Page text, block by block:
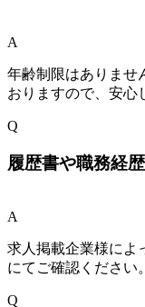
A
年齢制限はありませ
おりますので、安心
Q
履歴書や職務経
A
求人掲載企業様によ
にてご確認ください。
Q